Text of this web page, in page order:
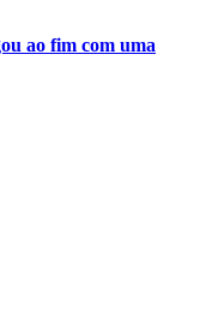
ao fim com uma